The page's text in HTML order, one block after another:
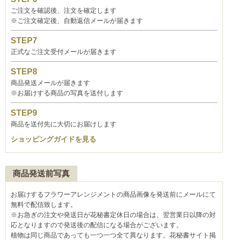
ご注文を確認後、注文を確定します
※ご注文確定後、自動返信メールが届きます
正式なご注文受付メールが届きます
商品発送メールが届きます
※お届けする商品の写真を送付します
商品を送付先に大切にお届けします
ショッピングガイドを見る
商品発送前写真
お届けするフラワーアレンジメントの商品画像を発送前にメールにて
無料で配信致します。
※お急ぎの注文や発送日が花秘書定休日の場合は、翌営業日以降の対
応となりますので発送後の配信になる場合がございます。
植物は同じ商品であっても一つ一つ全て異なります。花秘書サイト掲